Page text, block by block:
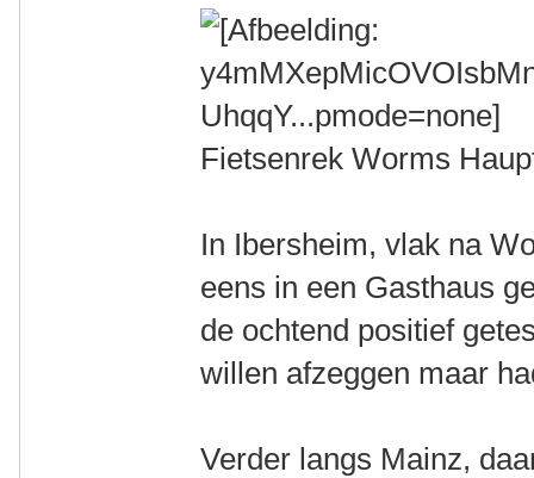
Fietsenrek Worms
In Ibersheim, vlak na
eens in een Gasthaus
de ochtend positief
willen afzeggen maar
Verder langs Mainz,